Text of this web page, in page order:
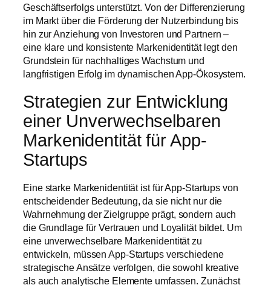
Geschäftserfolgs unterstützt. Von der Differenzierung
im Markt über die Förderung der Nutzerbindung bis
hin zur Anziehung von Investoren und Partnern –
eine klare und konsistente Markenidentität legt den
Grundstein für nachhaltiges Wachstum und
langfristigen Erfolg im dynamischen App-Ökosystem.
Strategien zur Entwicklung
einer Unverwechselbaren
Markenidentität für App-
Startups
Eine starke Markenidentität ist für App-Startups von
entscheidender Bedeutung, da sie nicht nur die
Wahrnehmung der Zielgruppe prägt, sondern auch
die Grundlage für Vertrauen und Loyalität bildet. Um
eine unverwechselbare Markenidentität zu
entwickeln, müssen App-Startups verschiedene
strategische Ansätze verfolgen, die sowohl kreative
als auch analytische Elemente umfassen. Zunächst